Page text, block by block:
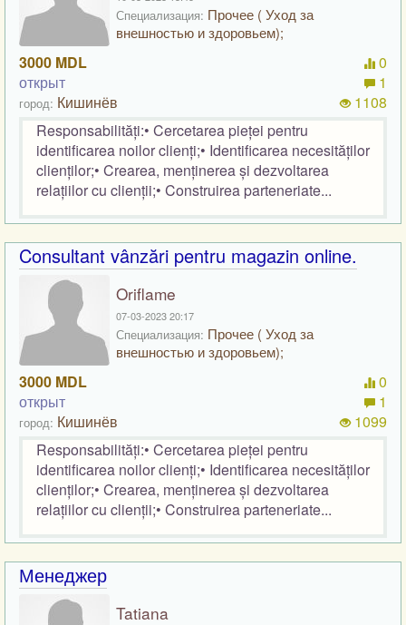
Специализация: Прочее ( Уход за
внешностью и здоровьем);
3000 MDL
открыт
город: Кишинёв
0
1
1108
Responsabilități:• Cercetarea pieței pentru
identificarea noilor clienți;• Identificarea necesităților
clienților;• Crearea, menținerea și dezvoltarea
relațiilor cu clienții;• Construirea parteneriate...
Consultant vânzări pentru magazin online.
Oriflame
07-03-2023 20:17
Специализация: Прочее ( Уход за
внешностью и здоровьем);
3000 MDL
открыт
город: Кишинёв
0
1
1099
Responsabilități:• Cercetarea pieței pentru
identificarea noilor clienți;• Identificarea necesităților
clienților;• Crearea, menținerea și dezvoltarea
relațiilor cu clienții;• Construirea parteneriate...
Менеджер
Tatiana